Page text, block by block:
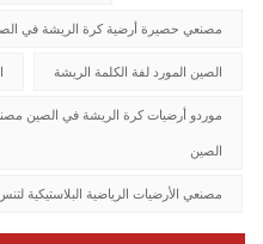
مصنعي حصيرة أرضية كرة الريشة في
الصين المورد لفة الكلمة الريشة
موردو أرضيات كرة الريشة في الصين
الصين
مصنعي الأرضيات الرياضية البلاستيكية